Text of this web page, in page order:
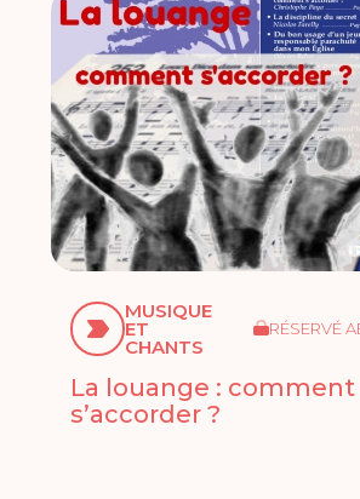
MUSIQUE
ET
CHANTS
RÉSERVÉ
La louange : comment
s’accorder ?